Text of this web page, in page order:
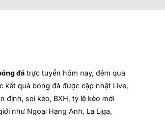
đá trực tuyến hôm nay, đêm qua
kết quả bóng đá được cập nhật Live,
định, soi kèo, BXH, tỷ lệ kèo mới
như Ngoại Hạng Anh, La Liga,